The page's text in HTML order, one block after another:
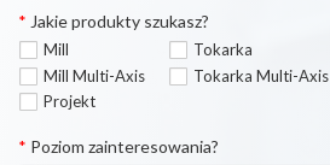
* Jakie produkty szukasz?
Mill
Mill Multi-Axis
Tokarka
Tokarka Multi-Axis
Projekt
* Poziom zainteresowania?